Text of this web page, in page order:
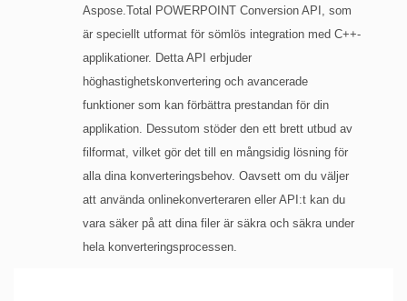
Aspose.Total POWERPOINT Conversion API, som
är speciellt utformat för sömlös integration med C++-
applikationer. Detta API erbjuder
höghastighetskonvertering och avancerade
funktioner som kan förbättra prestandan för din
applikation. Dessutom stöder den ett brett utbud av
filformat, vilket gör det till en mångsidig lösning för
alla dina konverteringsbehov. Oavsett om du väljer
att använda onlinekonverteraren eller API:t kan du
vara säker på att dina filer är säkra och säkra under
hela konverteringsprocessen.